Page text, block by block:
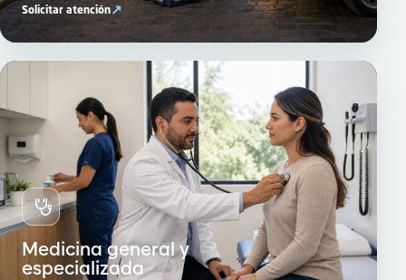
Solicitar atención↗
Medicina general y
especializada